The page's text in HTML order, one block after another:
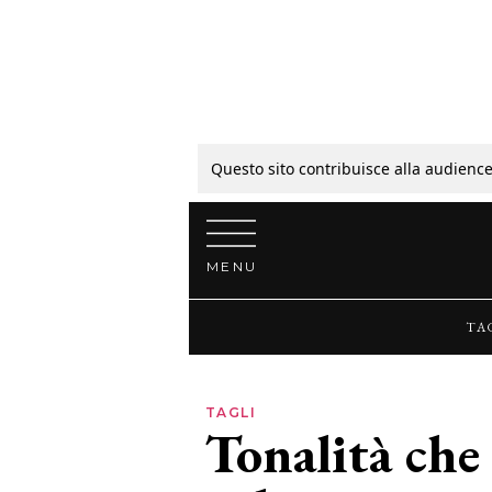
Questo sito contribuisce alla
Vai al contenuto
MENU
TAGLI
Tonalità